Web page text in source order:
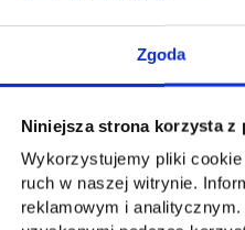
Zgoda
Niniejsza strona korzysta z
Wykorzystujemy pliki
ruch w naszej witrynie.
reklamowym i